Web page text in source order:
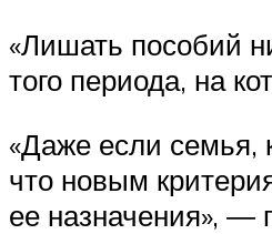
«Лишать пособий
того периода, на
«Даже если семья,
что новым
ее назначения», ―